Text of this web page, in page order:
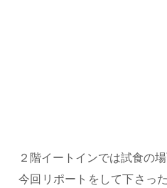
２階イートインでは試食の
今回リポートをして下さっ